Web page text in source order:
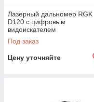
Лазерный дальномер RGK
D120 с цифровым
видоискателем
Под заказ
Цену уточняйте